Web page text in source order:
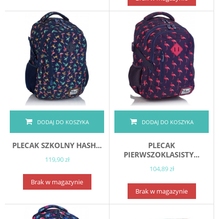
DODAJ DO KOSZYKA
PLECAK SZKOLNY HASH...
119,90 zł
Brak w magazynie
DODAJ DO KOSZYKA
PLECAK
PIERWSZOKLASISTY...
104,89 zł
Brak w magazynie